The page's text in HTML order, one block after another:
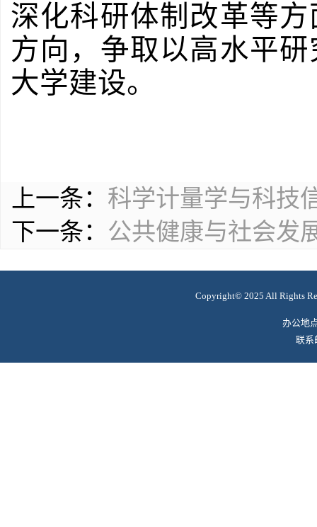
深化科研体制改革等
方向，争取以高水平
大学建设。
上一条： 科学计量学与科技
下一条： 公共健康与社会发
Copyright© 2025 All Rights
办公地
联系